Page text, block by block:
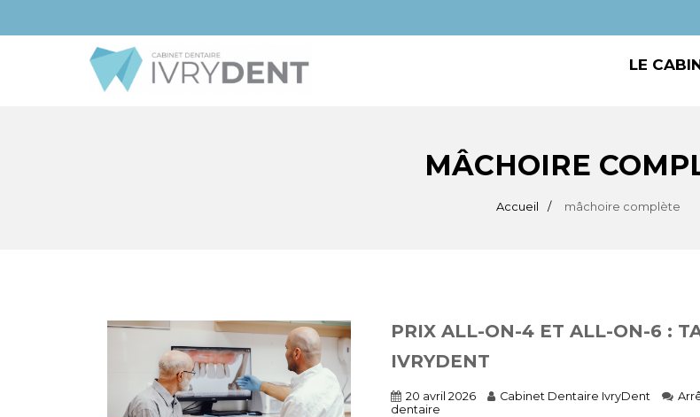
LE
MÂCHOIRE
Accueil mâchoire complète
PRIX ALL-ON-4 ET ALL-ON-6 :
IVRYDENT
20 avril 2026 Cabinet Dentaire IvryDent
dentaire